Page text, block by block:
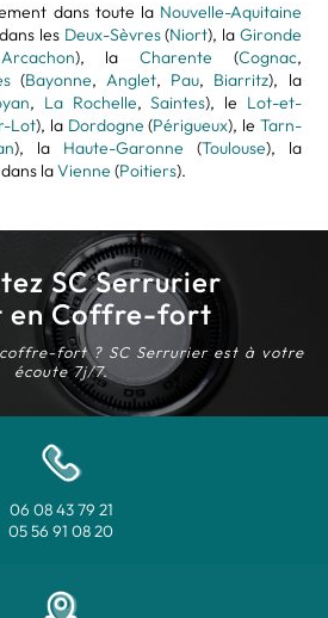
dans toute la Nouvelle-Aquitaine
les Deux-Sèvres(Niort), la Gironde
Arcachon), la Charente (Cognac,
(Bayonne,Anglet, Pau, Biarritz), la
, La Rochelle,Saintes), le Lot-et-
Lot), la Dordogne (Périgueux), le Tarn-
), la Haute-Garonne (Toulouse), la
dans laVienne (Poitiers).
SC Serrurier
en Coffre-fort
coffre-fort ? SC Serrurier est à votre
écoute 7j/7.
06 08 43 79 21
05 56 91 08 20